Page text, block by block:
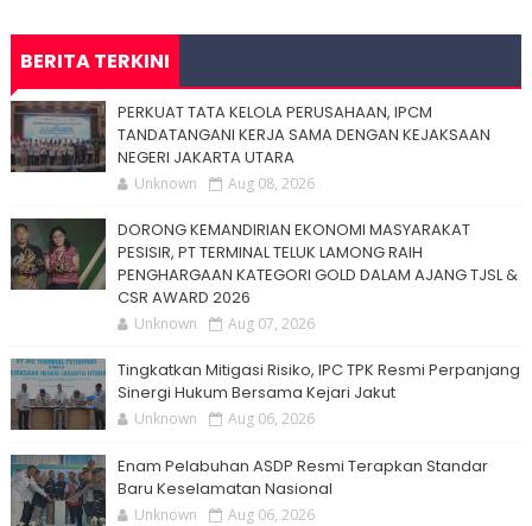
BERITA TERKINI
PERKUAT TATA KELOLA PERUSAHAAN, IPCM
TANDATANGANI KERJA SAMA DENGAN KEJAKSAAN
NEGERI JAKARTA UTARA
Unknown Aug 08, 2026
DORONG KEMANDIRIAN EKONOMI MASYARAKAT
PESISIR, PT TERMINAL TELUK LAMONG RAIH
PENGHARGAAN KATEGORI GOLD DALAM AJANG TJSL &
CSR AWARD 2026
Unknown Aug 07, 2026
Tingkatkan Mitigasi Risiko, IPC TPK Resmi Perpanjang
Sinergi Hukum Bersama Kejari Jakut
Unknown Aug 06, 2026
Enam Pelabuhan ASDP Resmi Terapkan Standar
Baru Keselamatan Nasional
Unknown Aug 06, 2026